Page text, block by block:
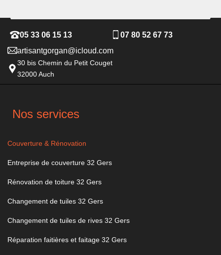
05 33 06 15 13
07 80 52 67 73
artisantgorgan@icloud.com
30 bis Chemin du Petit Couget
32000 Auch
Nos services
Couverture & Rénovation
Entreprise de couverture 32 Gers
Rénovation de toiture 32 Gers
Changement de tuiles 32 Gers
Changement de tuiles de rives 32 Gers
Réparation faitières et faitage 32 Gers